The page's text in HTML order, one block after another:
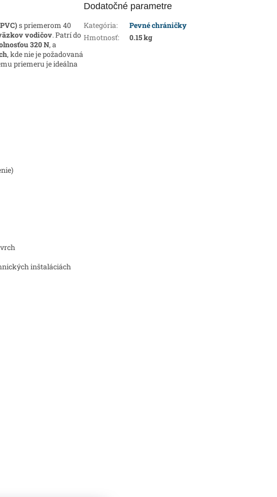
s priemerom 40
vodičov. Patrí do
320 N, a
, kde nie je požadovaná
priemeru je ideálna
inštaláciách
Dodatočné parametre
Kategória:
Pevné chráničky
Hmotnosť: 0.15 kg